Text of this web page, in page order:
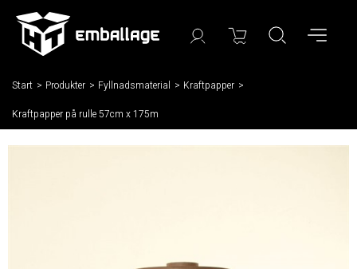
Start / Produkter / Fyllnadsmaterial / Kraftpapper /
Kraftpapper på rulle 57cm x 175m